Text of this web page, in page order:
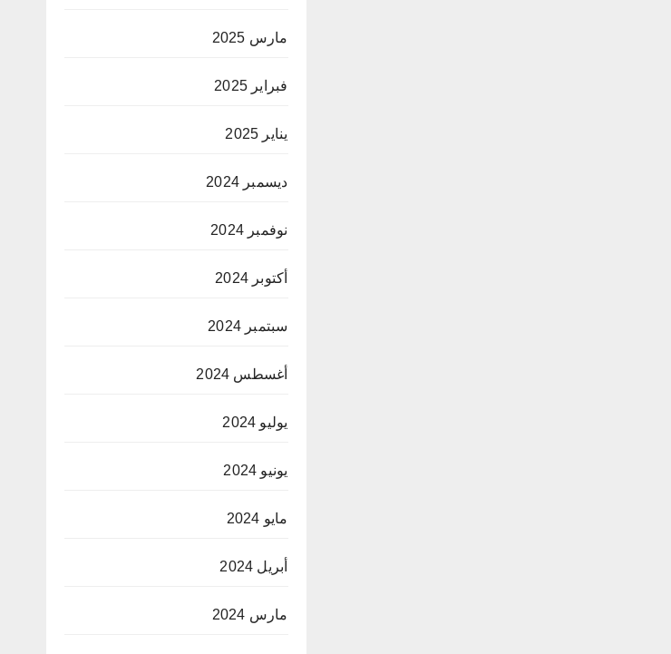
مارس 2025
فبراير 2025
يناير 2025
ديسمبر 2024
نوفمبر 2024
أكتوبر 2024
سبتمبر 2024
أغسطس 2024
يوليو 2024
يونيو 2024
مايو 2024
أبريل 2024
مارس 2024